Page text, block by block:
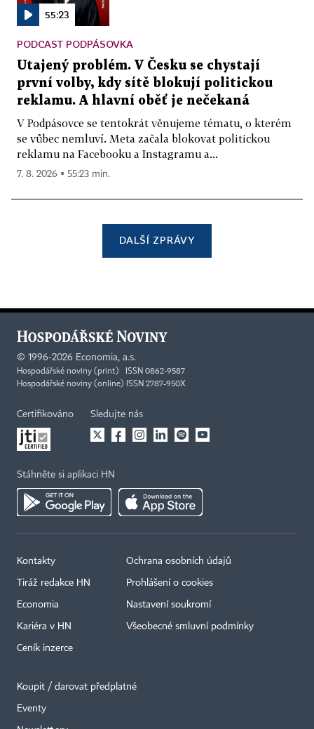
55:23
PODCAST PODPÁSOVKA
Utajený problém. V Česku se chystají
první volby, kdy sítě blokují politickou
reklamu. A hlavní oběť je nečekaná
V Podpásovce se tentokrát věnujeme tématu, o kterém
se vůbec nemluví. Meta začala blokovat politickou
reklamu na Facebooku a Instagramu a...
7. 8. 2026 ▪ 55:23 min.
DALŠÍ ZPRÁVY
© 1996-2026 Economia, a.s.
Hospodářské noviny (print) ISSN 0862-9587
Hospodářské noviny (online) ISSN 2787-950X
Certifikováno Sledujte nás
Stáhněte si aplikaci HN
Kontakty
Tiráž redakce HN
Economia
Kariéra v HN
Ceník inzerce
Ochrana osobních údajů
Prohlášení o cookies
Nastavení soukromí
Všeobecné smluvní podmínky
Koupit / darovat předplatné
Eventy